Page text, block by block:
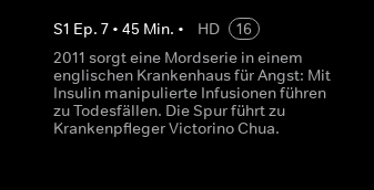
S1 Ep. 7• 45 Min. • HD
16
2011 sorgt eine Mordserie in einem
englischen Krankenhaus für Angst: Mit
Insulin manipulierte Infusionen führen
zu Todesfällen. Die Spur führt zu
Krankenpfleger Victorino Chua.